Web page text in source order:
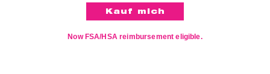
Now FSA/HSA reimbursement eligible.